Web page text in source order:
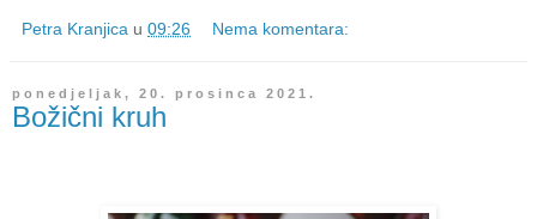
Petra Kranjica u 09:26 Nema komentara:
ponedjeljak, 20. prosinca 2021.
Božični kruh